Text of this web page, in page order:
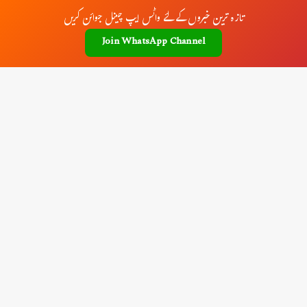
تازہ ترین خبروں کے لئے واٹس ایپ چینل جوائن کریں
Join WhatsApp Channel